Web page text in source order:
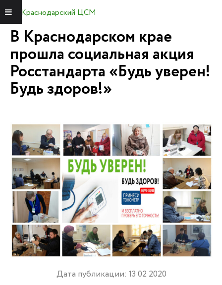
В Краснодарском крае
прошла социальная акция
Росстандарта «Будь уверен!
Будь здоров!»
Дата публикации: 13 02 2020
Краснодарский ЦСМ